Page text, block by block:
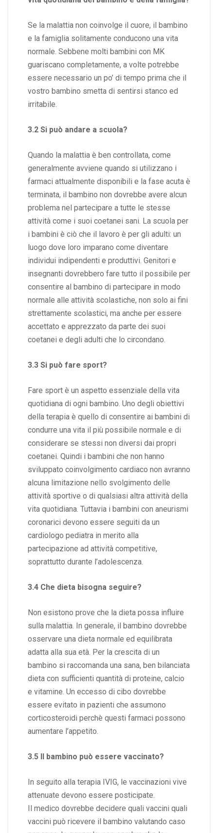
Se la malattia non coinvolge il cuore, il bambino
e la famiglia solitamente conducono una vita
normale. Sebbene molti bambini con MK
guariscano completamente, a volte potrebbe
essere necessario un po’ di tempo prima che il
vostro bambino smetta di sentirsi stanco ed
irritabile.
3.2 Si può andare a scuola?
Quando la malattia è ben controllata, come
generalmente avviene quando si utilizzano i
farmaci attualmente disponibili e la fase acuta è
terminata, il bambino non dovrebbe avere alcun
problema nel partecipare a tutte le stesse
attività come i suoi coetanei sani. La scuola per
i bambini è ciò che il lavoro è per gli adulti: un
luogo dove loro imparano come diventare
individui indipendenti e produttivi. Genitori e
insegnanti dovrebbero fare tutto il possibile per
consentire al bambino di partecipare in modo
normale alle attività scolastiche, non solo ai fini
strettamente scolastici, ma anche per essere
accettato e apprezzato da parte dei suoi
coetanei e degli adulti che lo circondano.
3.3 Si può fare sport?
Fare sport è un aspetto essenziale della vita
quotidiana di ogni bambino. Uno degli obiettivi
della terapia è quello di consentire ai bambini di
condurre una vita il più possibile normale e di
considerare se stessi non diversi dai propri
coetanei. Quindi i bambini che non hanno
sviluppato coinvolgimento cardiaco non avranno
alcuna limitazione nello svolgimento delle
attività sportive o di qualsiasi altra attività della
vita quotidiana. Tuttavia i bambini con aneurismi
coronarici devono essere seguiti da un
cardiologo pediatra in merito alla
partecipazione ad attività competitive,
soprattutto durante l’adolescenza.
3.4 Che dieta bisogna seguire?
Non esistono prove che la dieta possa influire
sulla malattia. In generale, il bambino dovrebbe
osservare una dieta normale ed equilibrata
adatta alla sua età. Per la crescita di un
bambino si raccomanda una sana, ben bilanciata
dieta con sufficienti quantità di proteine, calcio
e vitamine. Un eccesso di cibo dovrebbe
essere evitato in pazienti che assumono
corticosteroidi perchè questi farmaci possono
aumentare l’appetito.
3.5 Il bambino può essere vaccinato?
In seguito alla terapia IVIG, le vaccinazioni vive
attenuate devono essere posticipate.
Il medico dovrebbe decidere quali vaccini quali
vaccini può ricevere il bambino valutando caso